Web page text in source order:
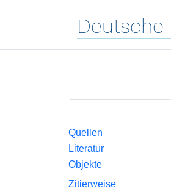
Deutsche
Quellen
Literatur
Objekte
Zitierweise